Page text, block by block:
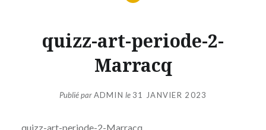
quizz-art-periode-2-
Marracq
Publié parADMIN le 31 JANVIER 2023
quizz-art-periode-2-Marracq